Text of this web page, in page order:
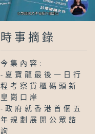
時事摘錄
今集內容:
-夏寶龍最後一日行
程考察貨櫃碼頭新
皇崗口岸
-政府就香港首個五
年規劃展開公眾諮
詢